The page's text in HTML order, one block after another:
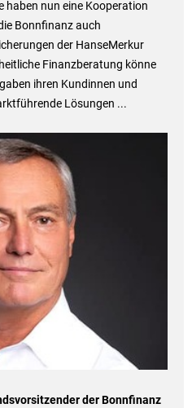
haben nun eine Kooperation
Bonnfinanz auch
der HanseMerkur
Finanzberatung könne
ihren Kundinnen und
Lösungen ...
der Bonnfinanz